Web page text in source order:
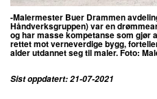
-Malermester Buer Drammen
Håndverksgruppen) var en
og har masse kompetanse som gjør
rettet mot verneverdige bygg,
alder utdannet seg til maler. Foto:
Sist oppdatert: 21-07-2021